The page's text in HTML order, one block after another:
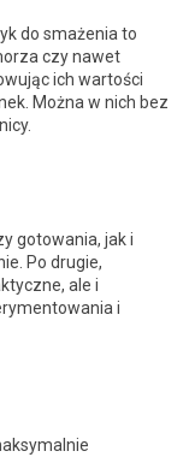
do smażenia to
czy nawet
ich wartości
Można w nich bez
gotowania, jak i
Po drugie,
ale i
i